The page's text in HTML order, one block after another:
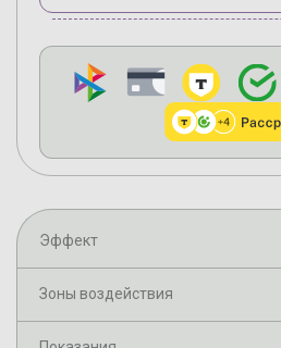
Эффект
Зоны воздействия